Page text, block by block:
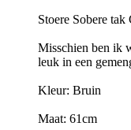
Stoere Sobere
Misschien ben ik
leuk in een
Kleur: Bruin
Maat: 61cm